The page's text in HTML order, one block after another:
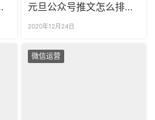
元旦公众号推文怎么排版
2020年12月24日
微信运营